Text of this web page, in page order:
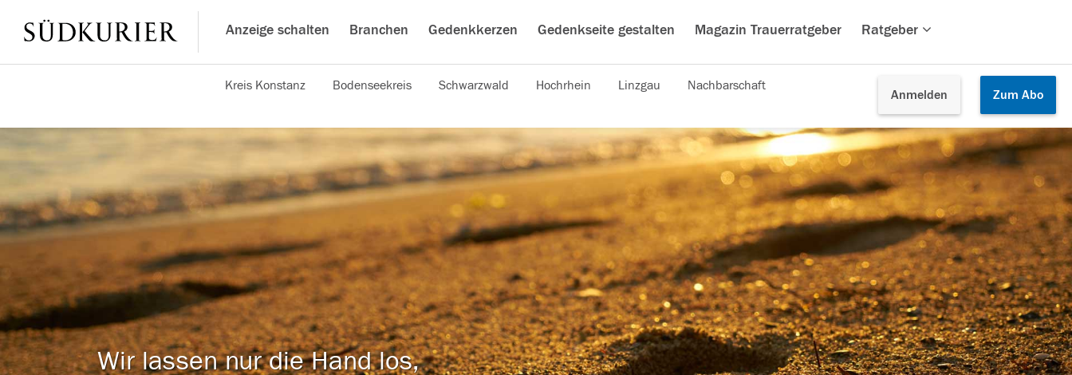
Anzeige schalten Branchen Gedenkkerzen Gedenkseite gestalten Magazin Trauerratgeber Ratgeber
Anmelden Zum Abo
Kreis Konstanz Bodenseekreis Schwarzwald Hochrhein Linzgau Nachbarschaft
Wir lassen nur die Hand los,